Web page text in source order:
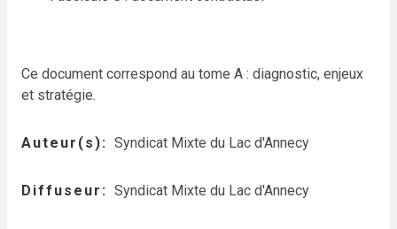
Ce document correspond au tome A : diagnostic, enjeux
et stratégie.
Auteur(s) Syndicat Mixte du Lac d'Annecy
Diffuseur Syndicat Mixte du Lac d'Annecy